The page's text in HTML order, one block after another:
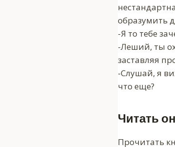
образумить
-Я то тебе
-Леший, ты
заставляя
-Слушай, я
что еще?
Читать
Прочитать